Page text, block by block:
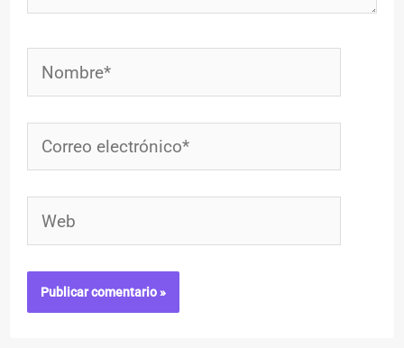
Nombre*
Correo
electrónico*
Web